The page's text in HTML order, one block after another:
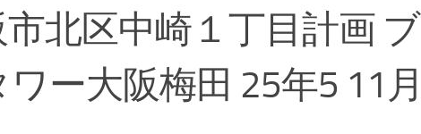
北区中崎１丁目計画 ブ
ー大阪梅田 25年5 11月